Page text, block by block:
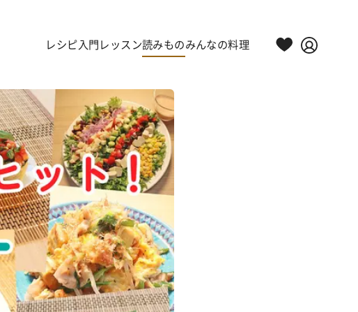
レシピ 入門レッスン読みものみんなの料理